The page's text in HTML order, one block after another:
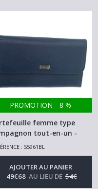
PROMOTION - 8 %
femme type
tout-en-un -
chéquier - stylo –
d’or bleu
- Porte Monnaie -
: S5961BL
AJOUTER AU PANIER
49€68 AU LIEU DE 54€